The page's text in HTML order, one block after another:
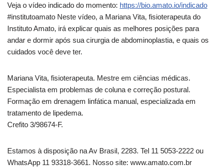
Veja o vídeo indicado do momento: https://bio.amato.io/indicado
#institutoamato Neste vídeo, a Mariana Vita, fisioterapeuta do
Instituto Amato, irá explicar quais as melhores posições para
andar e dormir após sua cirurgia de abdominoplastia, e quais os
cuidados você deve ter.
Mariana Vita, fisioterapeuta. Mestre em ciências médicas.
Especialista em problemas de coluna e correção postural.
Formação em drenagem linfática manual, especializada em
tratamento de lipedema.
Crefito 3/98674-F.
Estamos à disposição na Av Brasil, 2283. Tel 11 5053-2222 ou
WhatsApp 11 93318-3661. Nosso site: www.amato.com.br